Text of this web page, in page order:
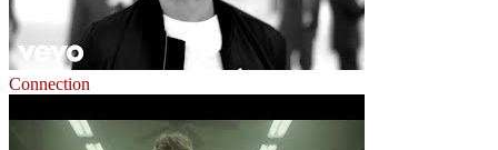
Connection